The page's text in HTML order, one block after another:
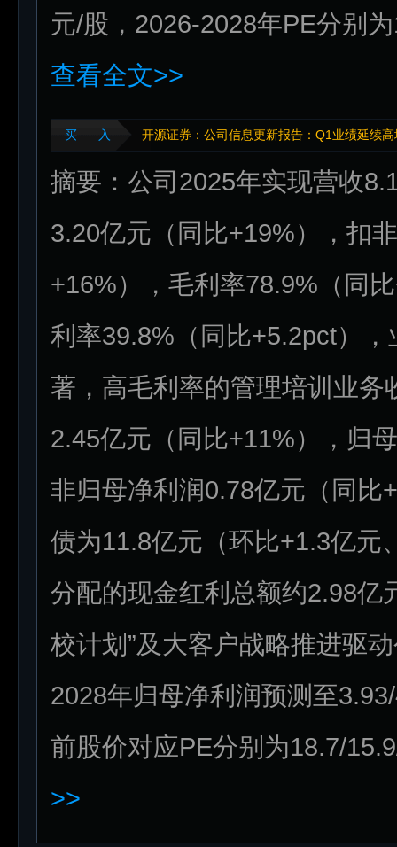
元/股，2026-2028年PE分别
查看全文>>
买 入 开源证券：公司信息更新报告：Q1业绩延续
摘要：公司2025年实现营收
3.20亿元（同比+19%），扣
+16%），毛利率78.9%（同
利率39.8%（同比+5.2pct）
著，高毛利率的管理培训业
2.45亿元（同比+11%），归
非归母净利润0.78亿元（同比
债为11.8亿元（环比+1.3亿元
分配的现金红利总额约2.98亿
校计划”及大客户战略推进驱
2028年归母净利润预测至
前股价对应PE分别为18.7/
>>